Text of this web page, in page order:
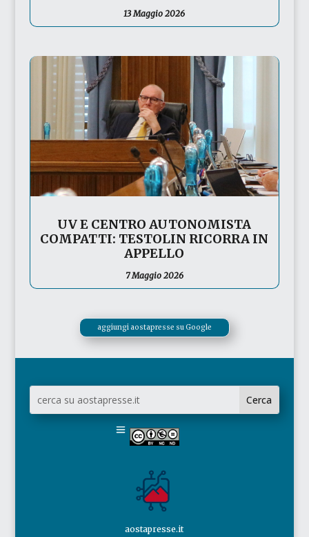
13 Maggio 2026
UV E CENTRO AUTONOMISTA
COMPATTI: TESTOLIN RICORRA IN
APPELLO
7 Maggio 2026
aggiungi aostapresse su Google
aostapresse.it